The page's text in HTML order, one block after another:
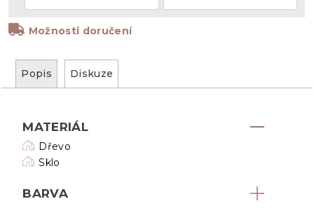
Možnosti doručení
Popis Diskuze
MATERIÁL
Dřevo
Sklo
BARVA